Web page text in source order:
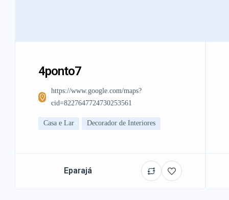
4ponto7
https://www.google.com/maps?
cid=8227647724730253561
Casa e Lar Decorador de Interiores
Eparajá